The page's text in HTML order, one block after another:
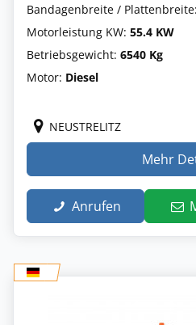
Bandagenbreite / Plattenbreite:
Motorleistung KW: 55.4 KW
Betriebsgewicht: 6540 Kg
Motor: Diesel
NEUSTRELITZ
Mehr
Anrufen